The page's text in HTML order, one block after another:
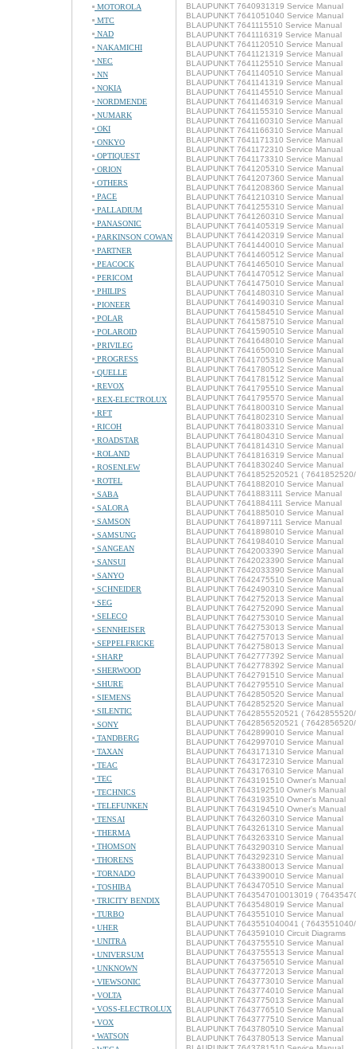
MOTOROLA
MTC
NAD
NAKAMICHI
NEC
NN
NOKIA
NORDMENDE
NUMARK
OKI
ONKYO
OPTIQUEST
ORION
OTHERS
PACE
PALLADIUM
PANASONIC
PARKINSON COWAN
PARTNER
PEACOCK
PERICOM
PHILIPS
PIONEER
POLAR
POLAROID
PRIVILEG
PROGRESS
QUELLE
REVOX
REX-ELECTROLUX
RFT
RICOH
ROADSTAR
ROLAND
ROSENLEW
ROTEL
SABA
SALORA
SAMSON
SAMSUNG
SANGEAN
SANSUI
SANYO
SCHNEIDER
SEG
SELECO
SENNHEISER
SEPPELFRICKE
SHARP
SHERWOOD
SHURE
SIEMENS
SILENTIC
SONY
TANDBERG
TAXAN
TEAC
TEC
TECHNICS
TELEFUNKEN
TENSAI
THERMA
THOMSON
THORENS
TORNADO
TOSHIBA
TRICITY BENDIX
TURBO
UHER
UNITRA
UNIVERSUM
UNKNOWN
VIEWSONIC
VOLTA
VOSS-ELECTROLUX
VOX
WATSON
BLAUPUNKT 7640931319 Service Manual
BLAUPUNKT 7641051040 Service Manual
BLAUPUNKT 7641115510 Service Manual
BLAUPUNKT 7641116319 Service Manual
BLAUPUNKT 7641120510 Service Manual
BLAUPUNKT 7641121319 Service Manual
BLAUPUNKT 7641125510 Service Manual
BLAUPUNKT 7641140510 Service Manual
BLAUPUNKT 7641141319 Service Manual
BLAUPUNKT 7641145510 Service Manual
BLAUPUNKT 7641146319 Service Manual
BLAUPUNKT 7641155310 Service Manual
BLAUPUNKT 7641160310 Service Manual
BLAUPUNKT 7641166310 Service Manual
BLAUPUNKT 7641171310 Service Manual
BLAUPUNKT 7641172310 Service Manual
BLAUPUNKT 7641173310 Service Manual
BLAUPUNKT 7641205310 Service Manual
BLAUPUNKT 7641207360 Service Manual
BLAUPUNKT 7641208360 Service Manual
BLAUPUNKT 7641210310 Service Manual
BLAUPUNKT 7641255310 Service Manual
BLAUPUNKT 7641260310 Service Manual
BLAUPUNKT 7641405319 Service Manual
BLAUPUNKT 7641420319 Service Manual
BLAUPUNKT 7641440010 Service Manual
BLAUPUNKT 7641460512 Service Manual
BLAUPUNKT 7641465010 Service Manual
BLAUPUNKT 7641470512 Service Manual
BLAUPUNKT 7641475010 Service Manual
BLAUPUNKT 7641480310 Service Manual
BLAUPUNKT 7641490310 Service Manual
BLAUPUNKT 7641584510 Service Manual
BLAUPUNKT 7641587510 Service Manual
BLAUPUNKT 7641590510 Service Manual
BLAUPUNKT 7641648010 Service Manual
BLAUPUNKT 7641650010 Service Manual
BLAUPUNKT 7641705310 Service Manual
BLAUPUNKT 7641780512 Service Manual
BLAUPUNKT 7641781512 Service Manual
BLAUPUNKT 7641795510 Service Manual
BLAUPUNKT 7641795570 Service Manual
BLAUPUNKT 7641800310 Service Manual
BLAUPUNKT 7641802310 Service Manual
BLAUPUNKT 7641803310 Service Manual
BLAUPUNKT 7641804310 Service Manual
BLAUPUNKT 7641814310 Service Manual
BLAUPUNKT 7641816319 Service Manual
BLAUPUNKT 7641830240 Service Manual
BLAUPUNKT 7641852520521 (
BLAUPUNKT 7641882010 Service Manual
BLAUPUNKT 7641883111 Service Manual
BLAUPUNKT 7641884111 Service Manual
BLAUPUNKT 7641885010 Service Manual
BLAUPUNKT 7641897111 Service Manual
BLAUPUNKT 7641898010 Service Manual
BLAUPUNKT 7641984010 Service Manual
BLAUPUNKT 7642003390 Service Manual
BLAUPUNKT 7642023390 Service Manual
BLAUPUNKT 7642033390 Service Manual
BLAUPUNKT 7642475510 Service Manual
BLAUPUNKT 7642490310 Service Manual
BLAUPUNKT 7642752013 Service Manual
BLAUPUNKT 7642752090 Service Manual
BLAUPUNKT 7642753010 Service Manual
BLAUPUNKT 7642753013 Service Manual
BLAUPUNKT 7642757013 Service Manual
BLAUPUNKT 7642758013 Service Manual
BLAUPUNKT 7642777392 Service Manual
BLAUPUNKT 7642778392 Service Manual
BLAUPUNKT 7642791510 Service Manual
BLAUPUNKT 7642795510 Service Manual
BLAUPUNKT 7642850520 Service Manual
BLAUPUNKT 7642852520 Service Manual
BLAUPUNKT 7642855520521 (
BLAUPUNKT 7642856520521 (
BLAUPUNKT 7642899010 Service Manual
BLAUPUNKT 7642997010 Service Manual
BLAUPUNKT 7643171310 Service Manual
BLAUPUNKT 7643172310 Service Manual
BLAUPUNKT 7643176310 Service Manual
BLAUPUNKT 7643191510 Owner's Manual
BLAUPUNKT 7643192510 Owner's Manual
BLAUPUNKT 7643193510 Owner's Manual
BLAUPUNKT 7643194510 Owner's Manual
BLAUPUNKT 7643260310 Service Manual
BLAUPUNKT 7643261310 Service Manual
BLAUPUNKT 7643263310 Service Manual
BLAUPUNKT 7643290310 Service Manual
BLAUPUNKT 7643292310 Service Manual
BLAUPUNKT 7643380013 Service Manual
BLAUPUNKT 7643390010 Service Manual
BLAUPUNKT 7643470510 Service Manual
BLAUPUNKT 7643547010013019 (
BLAUPUNKT 7643548019 Service Manual
BLAUPUNKT 7643551010 Service Manual
BLAUPUNKT 7643551040041 (
BLAUPUNKT 7643591010 Circuit Diagrams
BLAUPUNKT 7643755510 Service Manual
BLAUPUNKT 7643755513 Service Manual
BLAUPUNKT 7643756510 Service Manual
BLAUPUNKT 7643772013 Service Manual
BLAUPUNKT 7643773010 Service Manual
BLAUPUNKT 7643774010 Service Manual
BLAUPUNKT 7643775013 Service Manual
BLAUPUNKT 7643776510 Service Manual
BLAUPUNKT 7643777510 Service Manual
BLAUPUNKT 7643780510 Service Manual
BLAUPUNKT 7643780513 Service Manual